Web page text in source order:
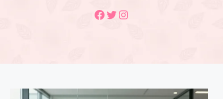
Facebook
Twitter
Instagram